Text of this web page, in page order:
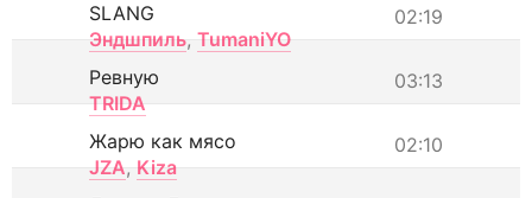
02:19
SLANG
Эндшпиль, TumaniYO
03:13
Ревную
TRIDA
02:10
Жарю как мясо
JZA, Kiza